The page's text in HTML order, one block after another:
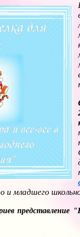
и младшего